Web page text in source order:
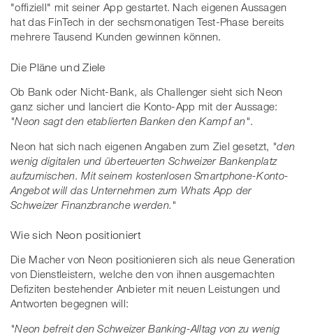
"offiziell" mit seiner App gestartet. Nach eigenen Aussagen
hat das FinTech in der sechsmonatigen Test-Phase bereits
mehrere Tausend Kunden gewinnen können.
Die Pläne und Ziele
Ob Bank oder Nicht-Bank, als Challenger sieht sich Neon
ganz sicher und lanciert die Konto-App mit der Aussage:
"Neon sagt den etablierten Banken den Kampf an".
Neon hat sich nach eigenen Angaben zum Ziel gesetzt, "den
wenig digitalen und überteuerten Schweizer Bankenplatz
aufzumischen. Mit seinem kostenlosen Smartphone-Konto-
Angebot will das Unternehmen zum Whats App der
Schweizer Finanzbranche werden."
Wie sich Neon positioniert
Die Macher von Neon positionieren sich als neue Generation
von Dienstleistern, welche den von ihnen ausgemachten
Defiziten bestehender Anbieter mit neuen Leistungen und
Antworten begegnen will:
"Neon befreit den Schweizer Banking-Alltag von zu wenig